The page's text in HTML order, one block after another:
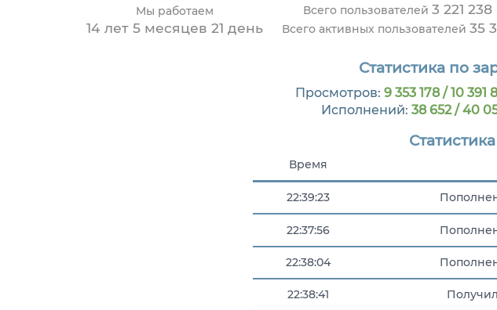
Мы работаем
14 лет 5 месяцев 21 день
Всего пользователей 3 221 238
Всего активных пользователей 35
Статистика по
Просмотров: 9 353 178 / 10 391
Исполнений: 38 652 / 40
Время
22:39:23
22:37:56
22:38:04
22:38:41